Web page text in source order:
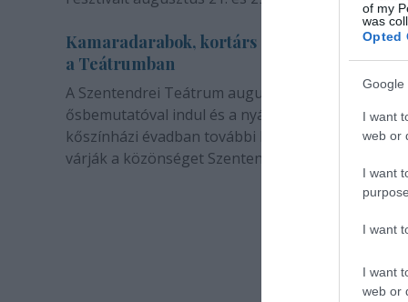
of my
was
Opted
Google
I want
web or
I want
I want
I want
web or
Kamaradarabok, kortárs drámák,
a Teátrumban
A Szentendrei Teátrum augusztusban két
ősbemutatóval indul és a nyár végével sem zárul.
kőszínházi évadban további bemutatók és
várják a közönséget Szentendrén.